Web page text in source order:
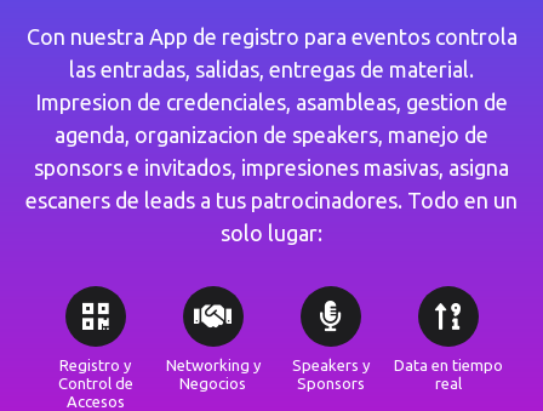
Con nuestra App de registro para eventos controla
las entradas, salidas, entregas de material.
Impresion de credenciales, asambleas, gestion de
agenda, organizacion de speakers, manejo de
sponsors e invitados, impresiones masivas, asigna
escaners de leads a tus patrocinadores. Todo en un
solo lugar:
Registro y
Control de
Accesos
Networking y
Negocios
Speakers y
Sponsors
Data en tiempo
real